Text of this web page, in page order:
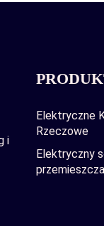
i
Elektryczne
Rzeczowe
Elektryczny